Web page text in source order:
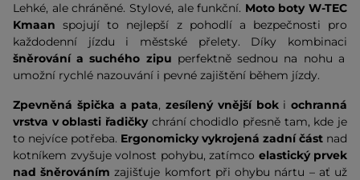
Lehké, ale chráněné. Stylové, ale funkční. Moto boty W-TEC
Kmaan spojují to nejlepší z pohodlí a bezpečnosti pro
každodenní jízdu i městské přelety. Díky kombinaci
šněrování a suchého zipu perfektně sednou na nohu a
umožní rychlé nazouvání i pevné zajištění během jízdy.
Zpevněná špička a pata, zesílený vnější boki ochranná
vrstva v oblasti řadičkychrání chodidlo přesně tam, kde je
to nejvíce potřeba. Ergonomicky vykrojená zadní část nad
kotníkem zvyšuje volnost pohybu, zatímco elastický prvek
nad šněrováním zajišťuje komfort při ohybu nártu – ať už